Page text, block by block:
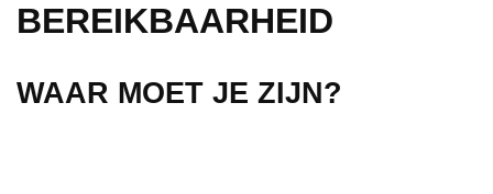
BEREIKBAARHEID
WAAR MOET JE ZIJN?